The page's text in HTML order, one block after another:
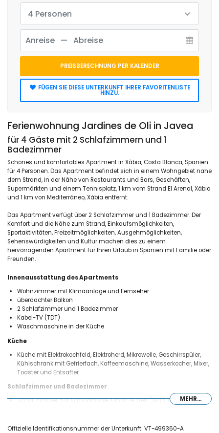
Ferienwohnung Jardines de Oli in Javea
für 4 Gäste mit 2 Schlafzimmern und 1
Badezimmer
Schönes und komfortables Apartment in Xàbia, Costa Blanca, Spanien
für 4 Personen. Das Apartment befindet sich in einem Wohngebiet nahe
dem Strand, in der Nähe von Restaurants und Bars, Geschäften,
Supermärkten und einem Tennisplatz, 1 km vom Strand El Arenal, Xàbia
und 1 km von Mediterráneo, Xàbia entfernt.
Das Apartment verfügt über 2 Schlafzimmer und 1 Badezimmer. Der
Komfort und die Nähe zum Strand, Einkaufsmöglichkeiten,
Sportaktivitäten, Freizeitmöglichkeiten, Ausgehmöglichkeiten,
Sehenswürdigkeiten und Kultur machen dies zu einem
hervorragenden Apartment für Ihren Urlaub in Spanien mit Familie oder
Freunden.
Innenausstattung des Apartments
Wohnzimmer mit Klimaanlage und Fernseher
überdachter Balkon
2 Schlafzimmer und 1 Badezimmer
Kabel-TV (TDT)
Waschmaschine in der Küche
Küche
Küche mit Elektrokochfeld, Elektroherd, Mikrowelle, Geschirrspüler,
Kühlschrank mit Gefrierfach, Kaffeemaschine, Wasserkocher, Mixer,
Toaster und Entsafter
Schlafzimmer und Badezimmer
Schlafzimmer mit Klimaanlage, Kingsize-Bett (190 x 180 cm) und
Eigenes Badezimmer mit Waschbecken, Dusche und WC
MEHR...
Offizielle Identifikationsnummer der Unterkunft: VT-499360-A
4 Personen
PREISBERECHNUNG PER KALENDER
FÜGEN SIE DIESE UNTERKUNFT IHRER FAVORITENLISTE
HINZU.